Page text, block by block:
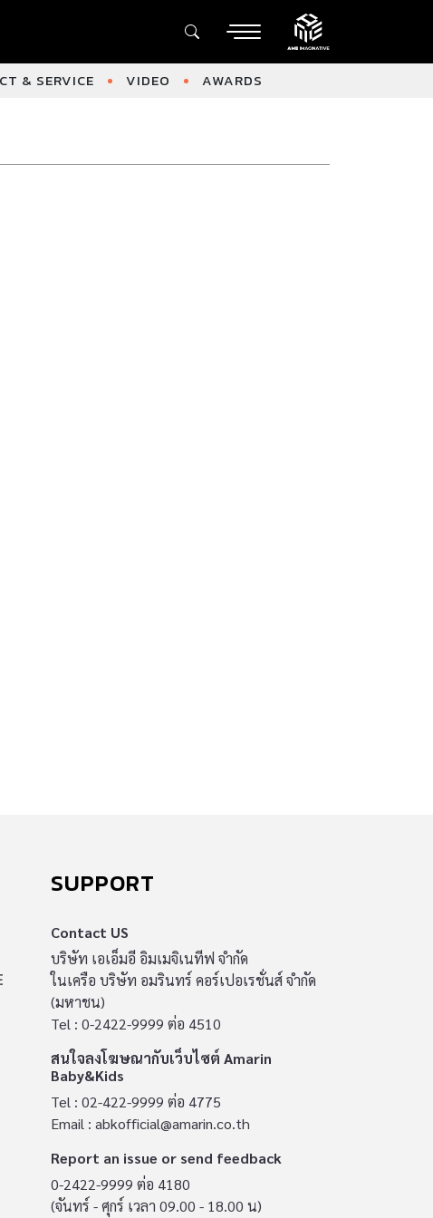
& SERVICE VIDEO AWARDS
SUPPORT
Contact US
บริษัท เอเอ็มอี อิมเมจิเนทีฟ จำกัด
ในเครือ บริษัท อมรินทร์ คอร์เปอเรชั่นส์ จำกัด
(มหาชน)
Tel : 0-2422-9999 ต่อ 4510
สนใจลงโฆษณากับเว็บไซต์ Amarin
Baby&Kids
Tel : 02-422-9999 ต่อ 4775
Email : abkofficial@amarin.co.th
Report an issue or send feedback
0-2422-9999 ต่อ 4180
(จันทร์ - ศุกร์ เวลา 09.00 - 18.00 น)